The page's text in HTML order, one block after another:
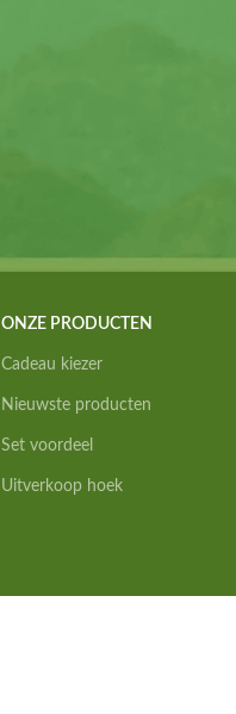
ONZE PRODUCTEN
Cadeau kiezer
Nieuwste producten
Set voordeel
Uitverkoop hoek